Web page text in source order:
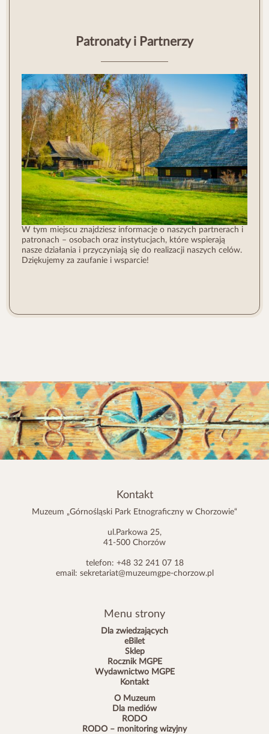
Patronaty i Partnerzy
W tym miejscu znajdziesz informacje o naszych partnerach i
patronach – osobach oraz instytucjach, które wspierają
nasze działania i przyczyniają się do realizacji naszych celów.
Dziękujemy za zaufanie i wsparcie!
Kontakt
Muzeum „Górnośląski Park Etnograficzny w Chorzowie“
ul.Parkowa 25,
41-500 Chorzów
telefon: +48 32 241 07 18
email: sekretariat@muzeumgpe-chorzow.pl
Menu strony
Dla zwiedzających
eBilet
Sklep
Rocznik MGPE
Wydawnictwo MGPE
Kontakt
O Muzeum
Dla mediów
RODO
RODO – monitoring wizyjny